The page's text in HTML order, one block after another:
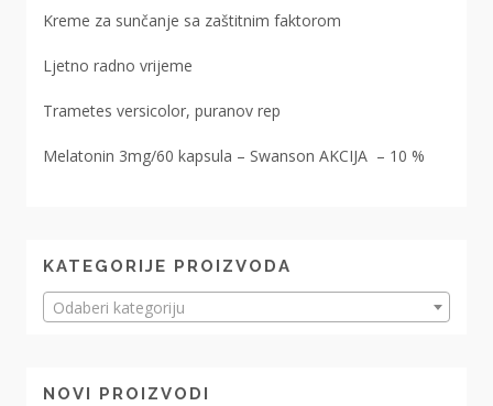
Kreme za sunčanje sa zaštitnim faktorom
Ljetno radno vrijeme
Trametes versicolor, puranov rep
Melatonin 3mg/60 kapsula – Swanson AKCIJA – 10 %
KATEGORIJE PROIZVODA
Odaberi kategoriju
NOVI PROIZVODI